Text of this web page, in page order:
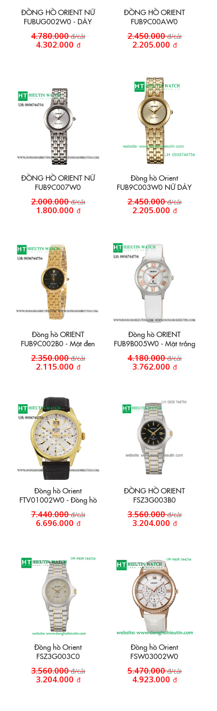
ĐỒNG HỒ ORIENT NỮ
FUBUG002W0 - DÂY
4.780.000đ/cái
4.302.000 đ
ĐỒNG HỒ ORIENT
FUB9C00AW0
2.450.000đ/cái
2.205.000 đ
ĐỒNG HỒ ORIENT NỮ
FUB9C007W0
2.000.000đ/cái
1.800.000 đ
Đồng hồ Orient
FUB9C003W0 NỮ DÂY
2.450.000đ/cái
2.205.000 đ
Đồng hồ ORIENT
FUB9C002B0 - Mặt đen
2.350.000đ/cái
2.115.000 đ
Đồng hồ ORIENT
FUB9B005W0 - Mặt trắng
4.180.000đ/cái
3.762.000 đ
Đồng hồ Orient
FTV01002W0 - Đồng hồ
7.440.000đ/cái
6.696.000 đ
ĐỒNG HỒ ORIENT
FSZ3G003B0
3.560.000đ/cái
3.204.000 đ
Đồng hồ Orient
FSZ3G003C0
3.560.000đ/cái
3.204.000 đ
Đồng hồ Orient
FSW03002W0
5.470.000đ/cái
4.923.000 đ